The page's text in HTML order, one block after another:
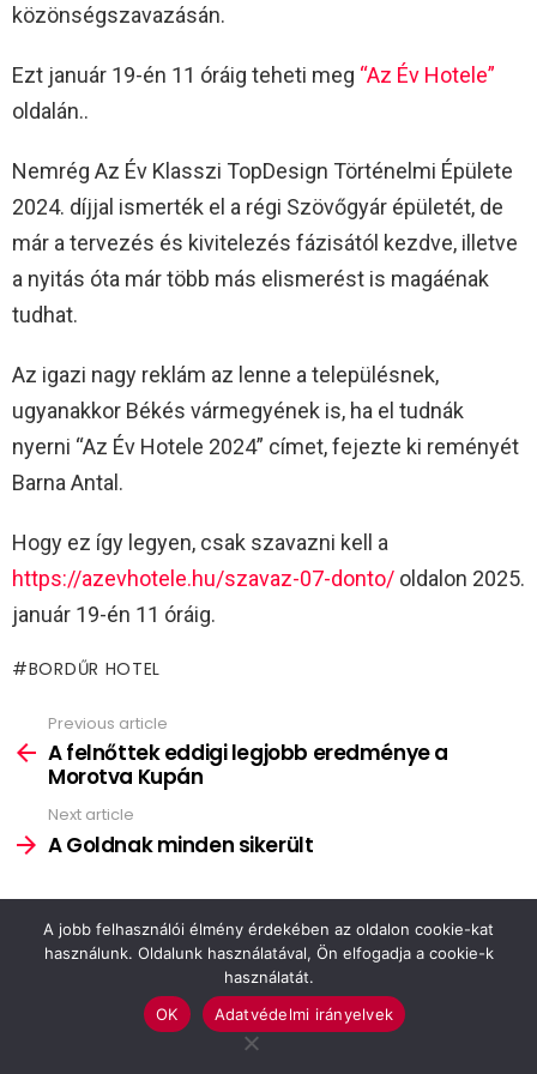
közönségszavazásán.
Ezt január 19-én 11 óráig teheti meg “Az Év Hotele”
oldalán..
Nemrég Az Év Klasszi TopDesign Történelmi Épülete
2024. díjjal ismerték el a régi Szövőgyár épületét, de
már a tervezés és kivitelezés fázisától kezdve, illetve
a nyitás óta már több más elismerést is magáénak
tudhat.
Az igazi nagy reklám az lenne a településnek,
ugyanakkor Békés vármegyének is, ha el tudnák
nyerni “Az Év Hotele 2024” címet, fejezte ki reményét
Barna Antal.
Hogy ez így legyen, csak szavazni kell a
https://azevhotele.hu/szavaz-07-donto/ oldalon 2025.
január 19-én 11 óráig.
BORDŰR HOTEL
more
Previous article
A felnőttek eddigi legjobb eredménye a
Morotva Kupán
Next article
A Goldnak minden sikerült
Sponsored by
A jobb felhasználói élmény érdekében az oldalon cookie-kat
használunk. Oldalunk használatával, Ön elfogadja a cookie-k
használatát.
OK
Adatvédelmi irányelvek